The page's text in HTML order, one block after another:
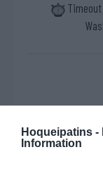
Hoqueipatins -
Information
Timeout